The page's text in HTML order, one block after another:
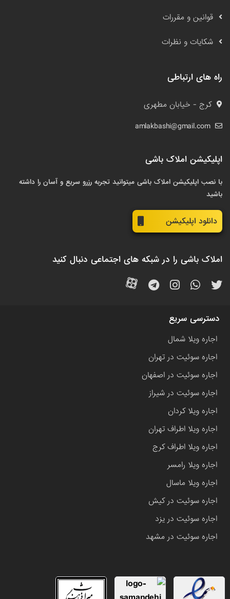
قوانین و مقررات
شکایات و نظرات
راه های ارتباطی
کرج - خیابان مطهری
amlakbashi@gmail.com
اپلیکیشن املاک باشی
با نصب اپلیکیشن املاک باشی میتوانید تجربه رزرو سریع و آسان را داشته
باشید
دانلود اپلیکیشن
املاک باشی را در شبکه های اجتماعی دنبال کنید
دسترسی سریع
اجاره ویلا شمال
اجاره سوئیت در تهران
اجاره سوئیت در اصفهان
اجاره سوئیت در شیراز
اجاره ویلا کردان
اجاره ویلا اطراف تهران
اجاره ویلا اطراف کرج
اجاره ویلا رامسر
اجاره ویلا ماسال
اجاره سوئیت در کیش
اجاره سوئیت در یزد
اجاره سوئیت در مشهد